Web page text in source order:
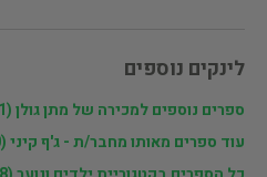
לינקים נוספים
ספרים נוספים למכירה של מתן גולן (11 כותרים)
עוד ספרים מאותו מחבר/ת - ג'ף קיני (130 כותרים)